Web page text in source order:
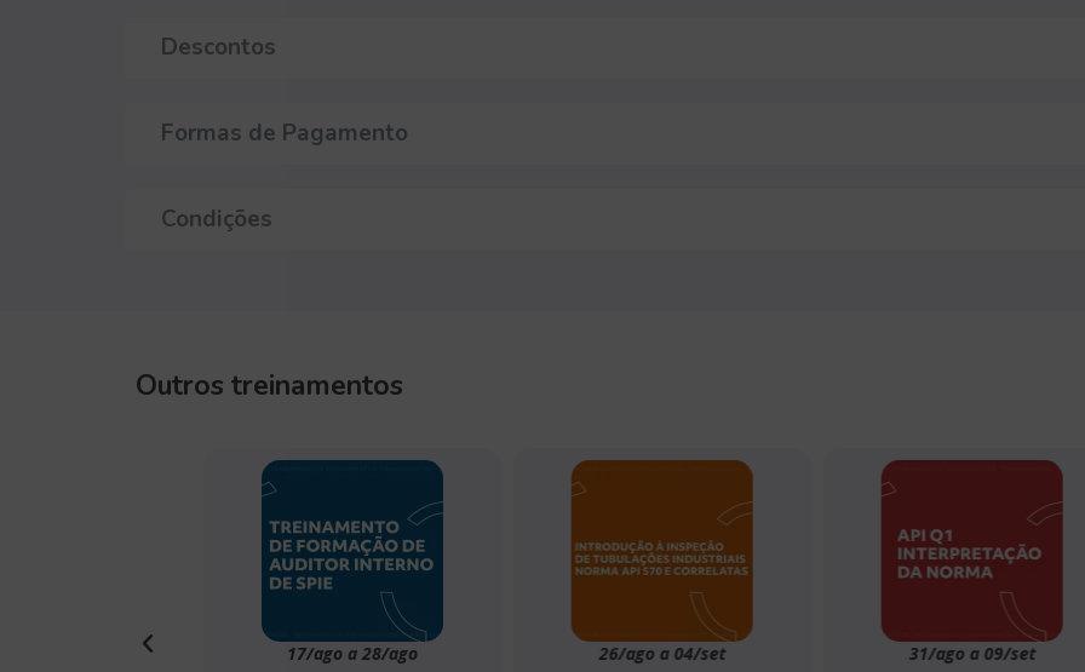
Descontos
Formas de Pagamento
Condições
Outros treinamentos
17/ago a 28/ago
26/ago a 04/set
31/ago a 09/set